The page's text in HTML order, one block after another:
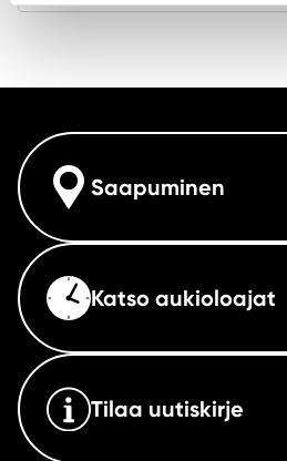
Saapuminen
Katso aukioloajat
Tilaa uutiskirje